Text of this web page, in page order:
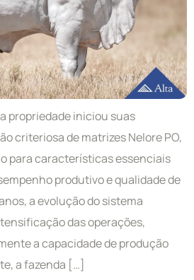
propriedade iniciou suas
criteriosa de matrizes Nelore PO,
para características essenciais
produtivo e qualidade de
a evolução do sistema
das operações,
a capacidade de produção
a fazenda […]